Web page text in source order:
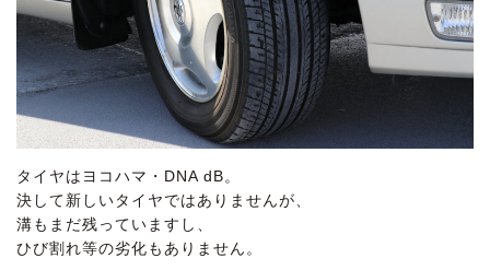
タイヤはヨコハマ・DNA dB。
決して新しいタイヤではありませんが、
溝もまだ残っていますし、
ひび割れ等の劣化もありません。